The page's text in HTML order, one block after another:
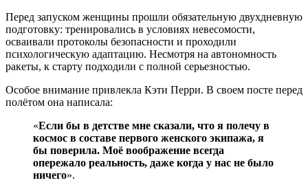
Перед запуском женщины прошли обязательную двухдневную
подготовку: тренировались в условиях невесомости,
осваивали протоколы безопасности и проходили
психологическую адаптацию. Несмотря на автономность
ракеты, к старту подходили с полной серьезностью.
Особое внимание привлекла Кэти Перри. В своем посте перед
полётом она написала:
«Если бы в детстве мне сказали, что я полечу в
космос в составе первого женского экипажа, я
бы поверила. Моё воображение всегда
опережало реальность, даже когда у нас не было
ничего».